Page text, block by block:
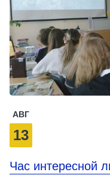
АВГ
13
Час интересной